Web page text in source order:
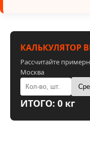
КАЛЬКУЛЯТОР
Рассчитайте
Москва
ИТОГО: 0 кг